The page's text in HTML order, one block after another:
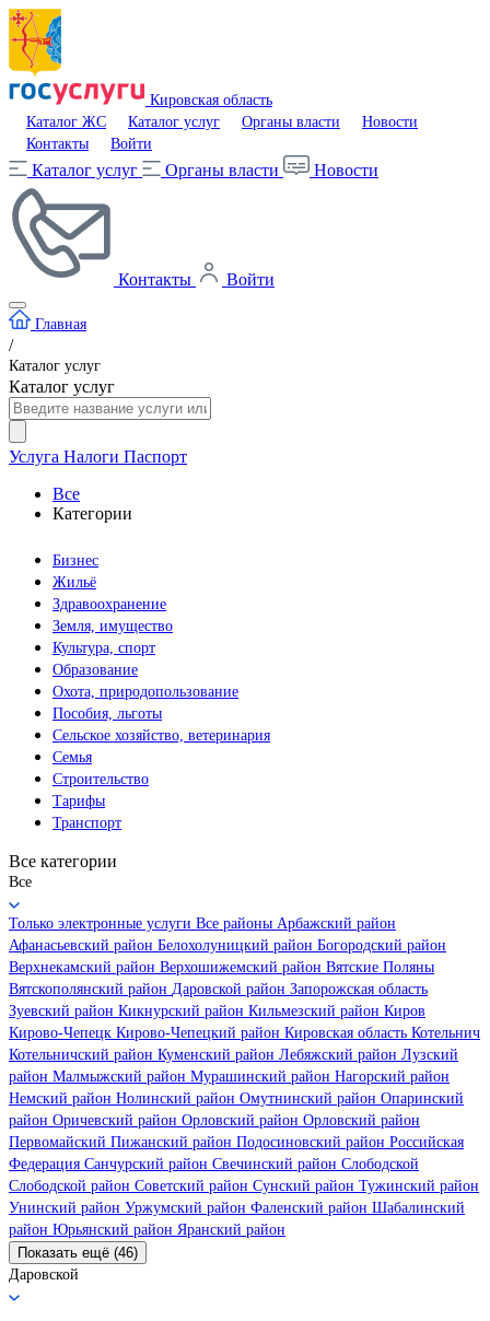
Кировская область
Каталог ЖС
Каталог услуг Органы власти
Новости
Контакты
Войти
Каталог услуг Органы власти Новости
Контакты Войти
Главная
/
Каталог услуг
Каталог услуг
Услуга Налоги Паспорт
Все
Категории
Бизнес
Жильё
Здравоохранение
Земля, имущество
Культура, спорт
Образование
Охота, природопользование
Пособия, льготы
Сельское хозяйство, ветеринария
Семья
Строительство
Тарифы
Транспорт
Все категории
Все
Только электронные услуги Все районы Арбажский район
Афанасьевский район Белохолуницкий район Богородский район
Верхнекамский район Верхошижемский район Вятские Поляны
Вятскополянский район Даровской район Запорожская область
Зуевский район Кикнурский район Кильмезский район Киров
Кирово-Чепецк Кирово-Чепецкий район Кировская область Котельнич
Котельничский район Куменский район Лебяжский район Лузский
район Малмыжский район Мурашинский район Нагорский район
Немский район Нолинский район Омутнинский район Опаринский
район Оричевский район Орловский район Орловский район
Первомайский Пижанский район Подосиновский район Российская
Федерация Санчурский район Свечинский район Слободской
Слободской район Советский район Сунский район Тужинский район
Унинский район Уржумский район Фаленский район Шабалинский
район Юрьянский район Яранский район
Показать ещё (46)
Даровской